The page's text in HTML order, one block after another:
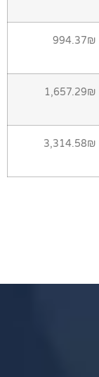
994.37₪
1,657.29₪
3,314.58₪